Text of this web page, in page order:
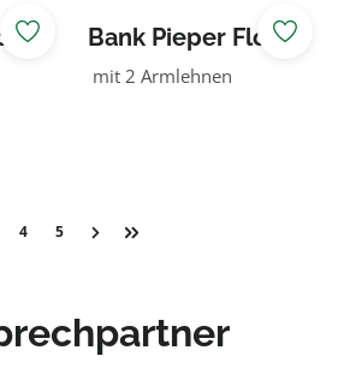
Bank Pieper Flow
Eiche natur
mit 2 Armlehnen
Seite
4 Seite
5